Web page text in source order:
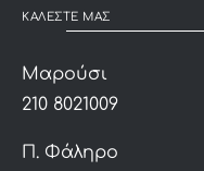
ΚΑΛΕΣΤΕ ΜΑΣ
Μαρούσι
210 8021009
Π. Φάληρο